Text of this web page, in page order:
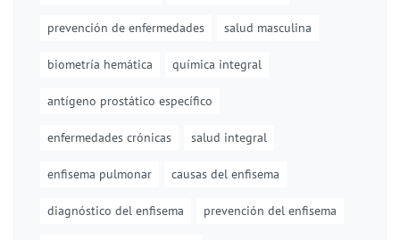
prevención de enfermedades salud masculina
biometría hemática química integral
antígeno prostático específico
enfermedades crónicas salud integral
enfisema pulmonar causas del enfisema
diagnóstico del enfisema prevención del enfisema